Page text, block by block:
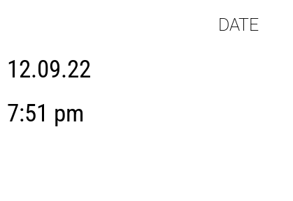
DATE
12.09.22
7:51 pm